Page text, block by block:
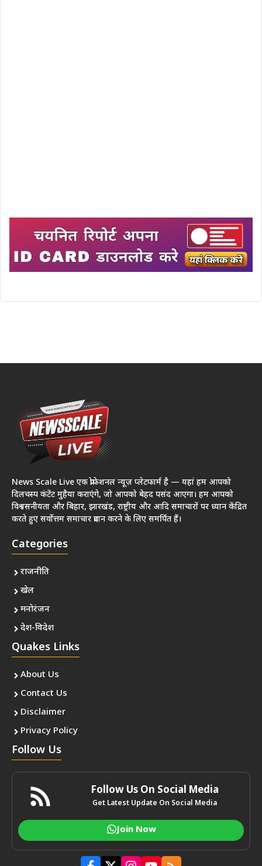
News Scale Live एक प्रोफेशनल न्यूज़ प्लेटफार्म है — यहां हम आपको
दिलचस्प कंटेंट मुहैया कराएंगे, जो आपको बेहद पसंद आएगा। हम आपको
विश्वसनीयता और बिहार, झारखंड, राष्ट्रीय और आदि समाचारों पर ध्यान केंद्रित
करते हुए सर्वोत्तम समाचार प्रदान करने के लिए समर्पित हैं।
Categories
राजनीति
खेल
मनोरंजन
देश-विदेश
Quakes Links
About Us
Contact Us
Disclaimer
Privacy Policy
Follow Us
Follow Us On Social Media
Get Latest Update On Social Media
Join Now